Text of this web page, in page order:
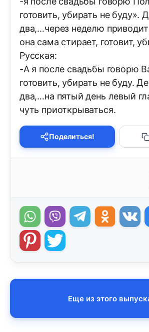
готовить, убирать не буду».
два,…через неделю
она сама стирает, готовит,
Русская:
-А я после свадьбы говорю
готовить, убирать не буду.
два,…на пятый день левый
чуть приоткрываться.
Поделиться!
Еще из этого